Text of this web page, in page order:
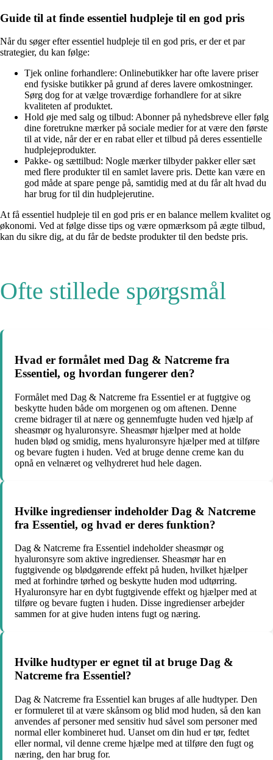
Guide til at finde essentiel hudpleje til en god pris
Når du søger efter essentiel hudpleje til en god pris, er der et par
strategier, du kan følge:
Tjek online forhandlere: Onlinebutikker har ofte lavere priser
end fysiske butikker på grund af deres lavere omkostninger.
Sørg dog for at vælge troværdige forhandlere for at sikre
kvaliteten af ​​produktet.
Hold øje med salg og tilbud: Abonner på nyhedsbreve eller følg
dine foretrukne mærker på sociale medier for at være den første
til at vide, når der er en rabat eller et tilbud på deres essentielle
hudplejeprodukter.
Pakke- og sættilbud: Nogle mærker tilbyder pakker eller sæt
med flere produkter til en samlet lavere pris. Dette kan være en
god måde at spare penge på, samtidig med at du får alt hvad du
har brug for til din hudplejerutine.
At få essentiel hudpleje til en god pris er en balance mellem kvalitet og
økonomi. Ved at følge disse tips og være opmærksom på ægte tilbud,
kan du sikre dig, at du får de bedste produkter til den bedste pris.
Ofte stillede spørgsmål
Hvad er formålet med Dag & Natcreme fra
Essentiel, og hvordan fungerer den?
Formålet med Dag & Natcreme fra Essentiel er at fugtgive og
beskytte huden både om morgenen og om aftenen. Denne
creme bidrager til at nære og gennemfugte huden ved hjælp af
sheasmør og hyaluronsyre. Sheasmør hjælper med at holde
huden blød og smidig, mens hyaluronsyre hjælper med at tilføre
og bevare fugten i huden. Ved at bruge denne creme kan du
opnå en velnæret og velhydreret hud hele dagen.
Hvilke ingredienser indeholder Dag & Natcreme
fra Essentiel, og hvad er deres funktion?
Dag & Natcreme fra Essentiel indeholder sheasmør og
hyaluronsyre som aktive ingredienser. Sheasmør har en
fugtgivende og blødgørende effekt på huden, hvilket hjælper
med at forhindre tørhed og beskytte huden mod udtørring.
Hyaluronsyre har en dybt fugtgivende effekt og hjælper med at
tilføre og bevare fugten i huden. Disse ingredienser arbejder
sammen for at give huden intens fugt og næring.
Hvilke hudtyper er egnet til at bruge Dag &
Natcreme fra Essentiel?
Dag & Natcreme fra Essentiel kan bruges af alle hudtyper. Den
er formuleret til at være skånsom og blid mod huden, så den kan
anvendes af personer med sensitiv hud såvel som personer med
normal eller kombineret hud. Uanset om din hud er tør, fedtet
eller normal, vil denne creme hjælpe med at tilføre den fugt og
næring, den har brug for.